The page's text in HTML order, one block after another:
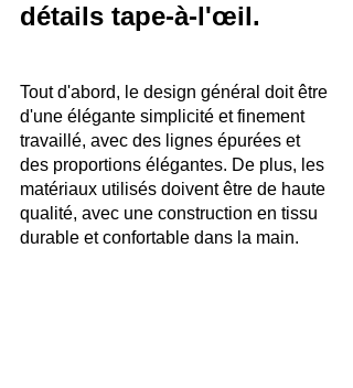
détails tape-à-l'œil.
Tout d'abord, le design général doit être
d'une élégante simplicité et finement
travaillé, avec des lignes épurées et
des proportions élégantes. De plus, les
matériaux utilisés doivent être de haute
qualité, avec une construction en tissu
durable et confortable dans la main.